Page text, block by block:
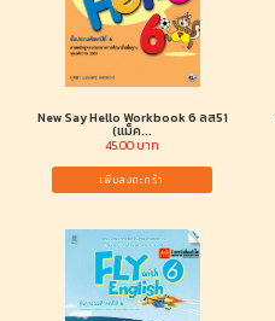
New Say Hello Workbook 6 ลส51
(แม็ค...
45.00 บาท
เพิ่มลงตะกร้า